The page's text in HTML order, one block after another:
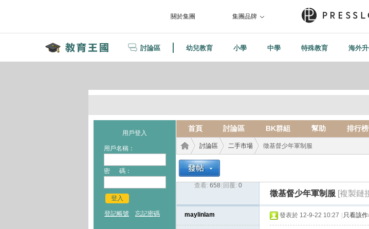
關於集團 集團品牌
討論區 幼兒教育 小學 中學 特殊教育 海外
用戶登入
用戶名稱：
密 碼：
登入
登記帳號 忘記密碼
首頁 討論區 BK群組 幫助 排行榜
討論區
›
二手市場 徵基督少年軍制服
查看: 658 回覆: 0
徵基督少年軍制服 [複製鏈
maylinlam 發表於 12-9-22 10:27 只看該